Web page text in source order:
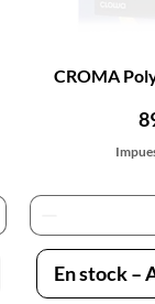
CROMA
En stock –